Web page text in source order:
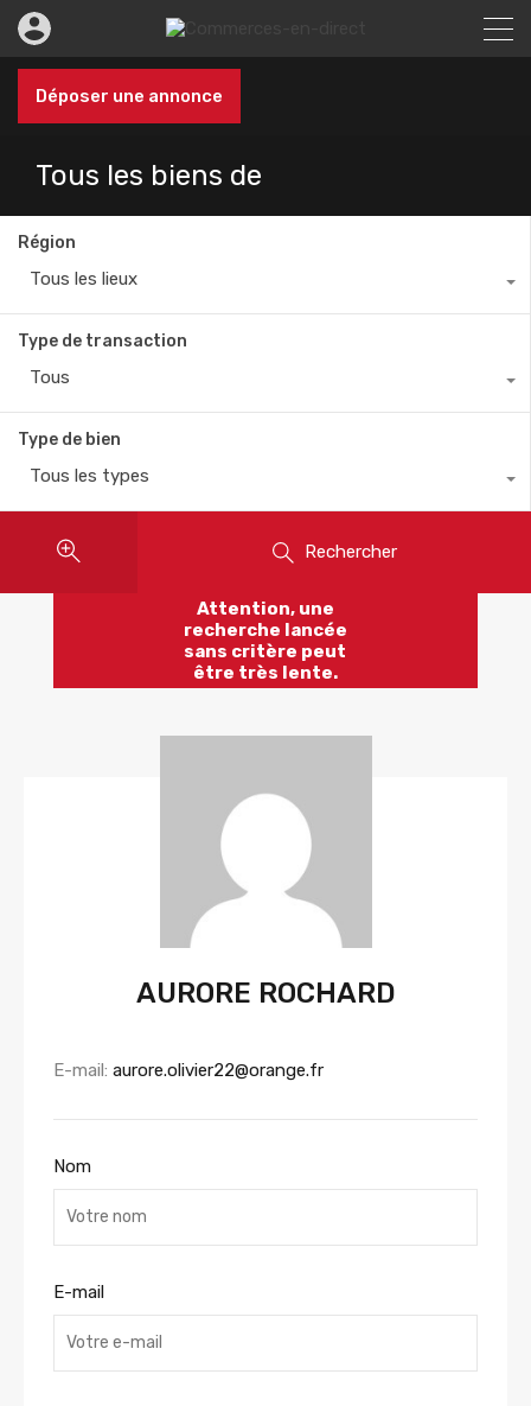
Déposer une annonce
Tous les biens de
Région
Tous les lieux
Type de transaction
Tous
Type de bien
Tous les types
Rechercher
Attention, une
recherche lancée
sans critère peut
être très lente.
AURORE ROCHARD
E-mail: aurore.olivier22@orange.fr
Nom
E-mail